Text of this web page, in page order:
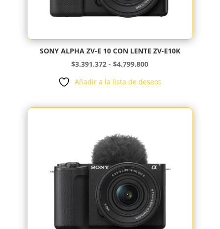
SONY ALPHA ZV-E 10 CON LENTE ZV-E10K
$3.391.372 - $4.799.800Rango
Añadir a la lista de deseos